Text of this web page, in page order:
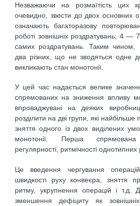
Незважаючи на розмаїтість цих
очевидно, звести до двох основних
означають багаторазову
роботі зовнішніх роздратувань; 4
самих роздратувань. Таким чином,
два різних, що не зводяться одне
викликають стан монотонії.
У цей час надається велике
спрямованих на зниження впливу
впроваджувані на деяких
розділити на дві групи, які
зняття одного із двох виділених
монотонії. Перша
регулярності, ритмічності однотипних
Це введення чергування
швидкості руху конвеєра, зняття
ритму, укрупнення операцій і т.д.
зменшення дефіциту як